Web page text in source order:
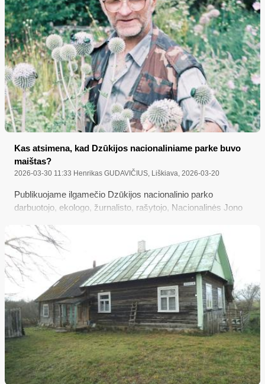
įvykdytų puolamųjų operacijų prieš okupantą, vėliau imta
vadinti Merkinės mūšiu...
Kas atsimena, kad Dzūkijos nacionaliniame parke buvo
maištas?
2026-03-30 11:33 Henrikas GUDAVIČIUS, Liškiava, 2026-03-20
Publikuojame ilgamečio Dzūkijos nacionalinio parko
darbuotojo, ekologo, žurnalisto, rašytojo, Nacionalinės Jono
Gudavičiaus laišką, perskaitytą š. m. kovo 20 d.
Marcinkonyse, švenčiant Parko 35-mečio jubiliejų...